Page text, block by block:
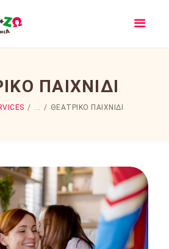
ΠΑΙΧΝΊΔΙ
ΘΕΑΤΡΙΚΌ ΠΑΙΧΝΊΔΙ